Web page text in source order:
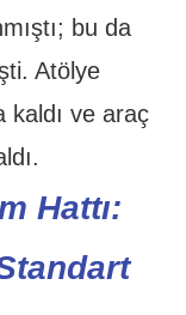
bu da
Atölye
kaldı ve araç
Hattı: